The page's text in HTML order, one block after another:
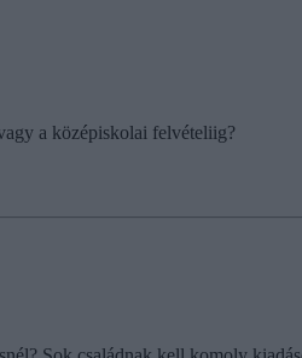
a középiskolai felvételiig?